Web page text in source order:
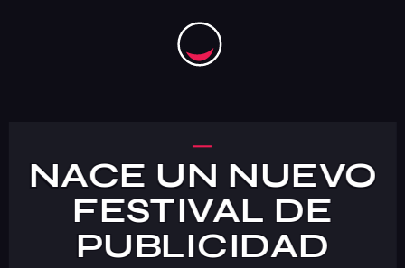
Comprometidos con la Agenda 2030
NACE UN NUEVO
FESTIVAL DE
PUBLICIDAD